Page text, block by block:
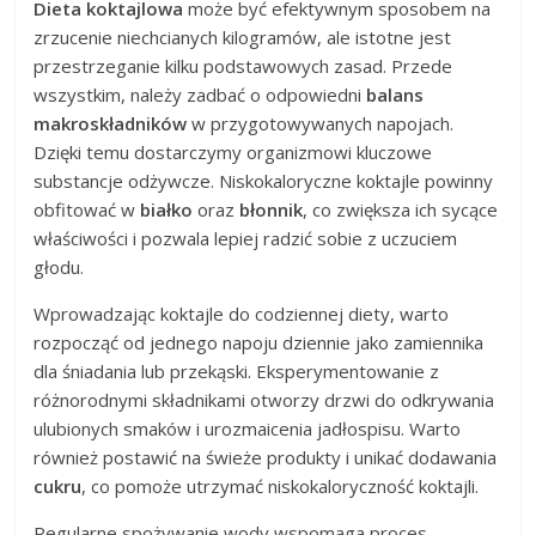
Dieta koktajlowa może być efektywnym sposobem na
zrzucenie niechcianych kilogramów, ale istotne jest
przestrzeganie kilku podstawowych zasad. Przede
wszystkim, należy zadbać o odpowiedni balans
makroskładników w przygotowywanych napojach.
Dzięki temu dostarczymy organizmowi kluczowe
substancje odżywcze. Niskokaloryczne koktajle powinny
obfitować w białko oraz błonnik, co zwiększa ich sycące
właściwości i pozwala lepiej radzić sobie z uczuciem
głodu.
Wprowadzając koktajle do codziennej diety, warto
rozpocząć od jednego napoju dziennie jako zamiennika
dla śniadania lub przekąski. Eksperymentowanie z
różnorodnymi składnikami otworzy drzwi do odkrywania
ulubionych smaków i urozmaicenia jadłospisu. Warto
również postawić na świeże produkty i unikać dodawania
cukru, co pomoże utrzymać niskokaloryczność koktajli.